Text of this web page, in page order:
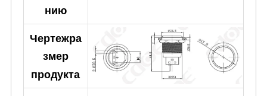
нию
Чертежра
змер
продукта